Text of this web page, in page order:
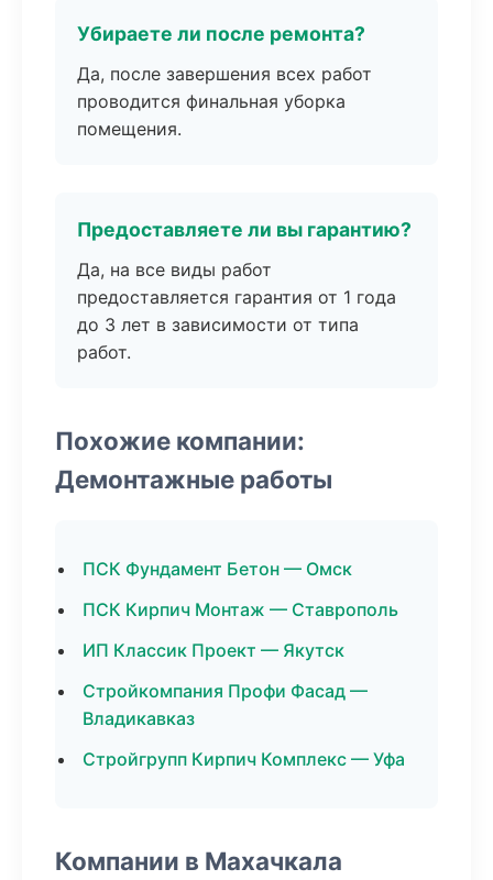
Убираете ли после ремонта?
Да, после завершения всех работ
проводится финальная уборка
помещения.
Предоставляете ли вы гарантию?
Да, на все виды работ
предоставляется гарантия от 1 года
до 3 лет в зависимости от типа
работ.
Похожие компании:
Демонтажные работы
ПСК Фундамент Бетон — Омск
ПСК Кирпич Монтаж — Ставрополь
ИП Классик Проект — Якутск
Стройкомпания Профи Фасад —
Владикавказ
Стройгрупп Кирпич Комплекс — Уфа
Компании в Махачкала